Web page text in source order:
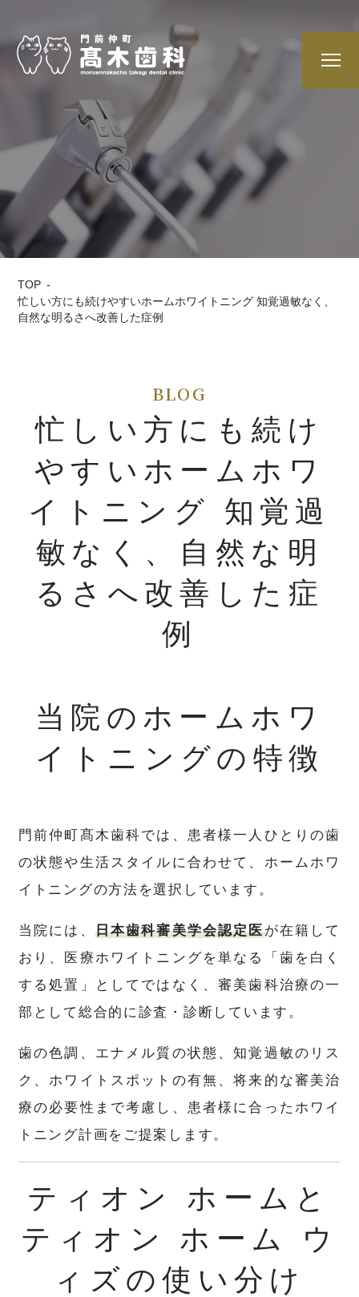
TOP
忙しい方にも続けやすいホームホワイトニング 知覚過敏なく、
自然な明るさへ改善した症例
忙しい方にも続け
やすいホームホワ
イトニング 知覚過
敏なく、自然な明
るさへ改善した症
例
当院のホームホワ
イトニングの特徴
門前仲町髙木歯科では、患者様一人ひとりの歯
の状態や生活スタイルに合わせて、ホームホワ
イトニングの方法を選択しています。
当院には、 日本歯科審美学会認定医が在籍して
おり、医療ホワイトニングを単なる「歯を白く
する処置」としてではなく、審美歯科治療の一
部として総合的に診査・診断しています。
歯の色調、エナメル質の状態、知覚過敏のリス
ク、ホワイトスポットの有無、将来的な審美治
療の必要性まで考慮し、患者様に合ったホワイ
トニング計画をご提案します。
ティオン ホームと
ティオン ホーム ウ
ィズの使い分け